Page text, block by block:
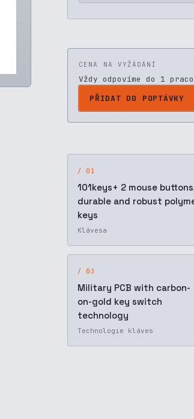
CENA NA VYŽÁDÁNÍ
Vždy odpovíme do 1
PŘIDAT DO POPTÁVKY
/ 01
101keys+ 2 mouse
durable and robust
keys
Klávesa
/ 03
Military PCB with carbon-
on-gold key switch
technology
Technologie kláves